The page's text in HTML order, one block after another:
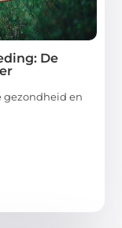
De
gezondheid en